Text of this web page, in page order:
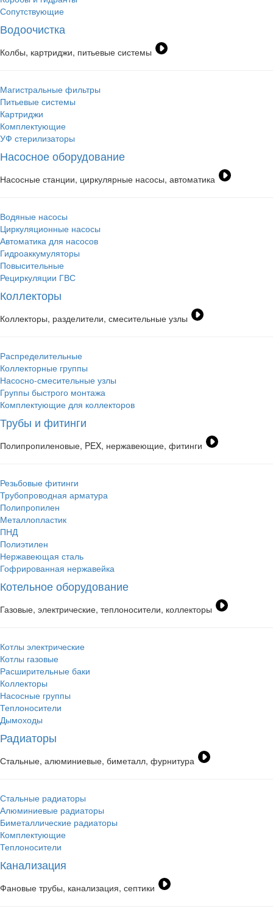
Сопутствующие
Водоочистка
Колбы, картриджи, питьевые системы
Магистральные фильтры
Питьевые системы
Картриджи
Комплектующие
УФ стерилизаторы
Насосное оборудование
Насосные станции, циркулярные насосы, автоматика
Водяные насосы
Циркуляционные насосы
Автоматика для насосов
Гидроаккумуляторы
Повысительные
Рециркуляции ГВС
Коллекторы
Коллекторы, разделители, смесительные узлы
Распределительные
Коллекторные группы
Насосно-смесительные узлы
Группы быстрого монтажа
Комплектующие для коллекторов
Трубы и фитинги
Полипропиленовые, PEX, нержавеющие, фитинги
Резьбовые фитинги
Трубопроводная арматура
Полипропилен
Металлопластик
ПНД
Полиэтилен
Нержавеющая сталь
Гофрированная нержавейка
Котельное оборудование
Газовые, электрические, теплоносители, коллекторы
Котлы электрические
Котлы газовые
Расширительные баки
Коллекторы
Насосные группы
Теплоносители
Дымоходы
Радиаторы
Стальные, алюминиевые, биметалл, фурнитура
Стальные радиаторы
Алюминиевые радиаторы
Биметаллические радиаторы
Комплектующие
Теплоносители
Канализация
Фановые трубы, канализация, септики